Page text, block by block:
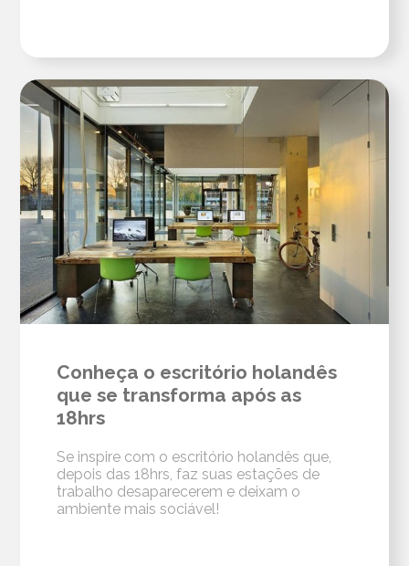
Conheça o escritório holandês
que se transforma após as
18hrs
Se inspire com o escritório holandês que,
depois das 18hrs, faz suas estações de
trabalho desaparecerem e deixam o
ambiente mais sociável!